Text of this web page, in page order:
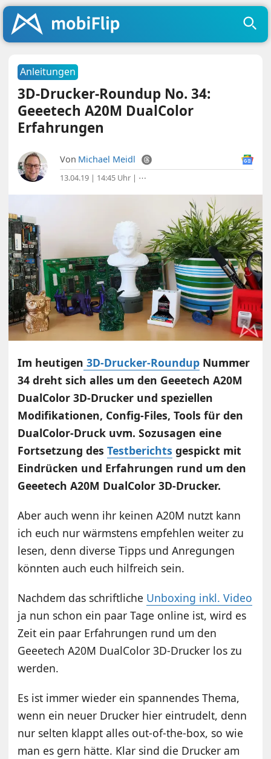
Anleitungen
3D-Drucker-Roundup No. 34:
Geeetech A20M DualColor
Erfahrungen
Von Michael Meidl
13.04.19 | 14:45 Uhr | ⋯
Im heutigen 3D-Drucker-Roundup Nummer
34 dreht sich alles um den Geeetech A20M
DualColor 3D-Drucker und speziellen
Modifikationen, Config-Files, Tools für den
DualColor-Druck uvm. Sozusagen eine
Fortsetzung desTestberichts gespickt mit
Eindrücken und Erfahrungen rund um den
Geeetech A20M DualColor 3D-Drucker.
Aber auch wenn ihr keinen A20M nutzt kann
ich euch nur wärmstens empfehlen weiter zu
lesen, denn diverse Tipps und Anregungen
könnten auch euch hilfreich sein.
Nachdem das schriftliche Unboxing inkl. Video
ja nun schon ein paar Tage online ist, wird es
Zeit ein paar Erfahrungen rund um den
Geeetech A20M DualColor 3D-Drucker los zu
werden.
Es ist immer wieder ein spannendes Thema,
wenn ein neuer Drucker hier eintrudelt, denn
nur selten klappt alles out-of-the-box, so wie
man es gern hätte. Klar sind die Drucker am